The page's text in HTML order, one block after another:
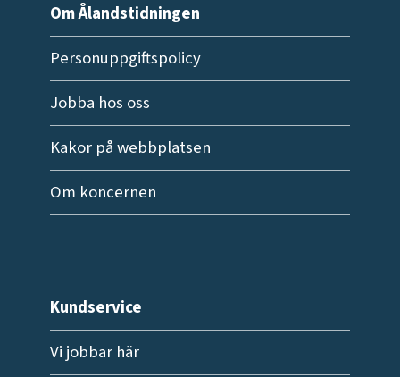
Om Ålandstidningen
Personuppgiftspolicy
Jobba hos oss
Kakor på webbplatsen
Om koncernen
Kundservice
Vi jobbar här